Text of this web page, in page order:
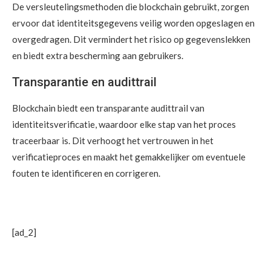
De versleutelingsmethoden die blockchain gebruikt, zorgen
ervoor dat identiteitsgegevens veilig worden opgeslagen en
overgedragen. Dit vermindert het risico op gegevenslekken
en biedt extra bescherming aan gebruikers.
Transparantie en audittrail
Blockchain biedt een transparante audittrail van
identiteitsverificatie, waardoor elke stap van het proces
traceerbaar is. Dit verhoogt het vertrouwen in het
verificatieproces en maakt het gemakkelijker om eventuele
fouten te identificeren en corrigeren.
[ad_2]